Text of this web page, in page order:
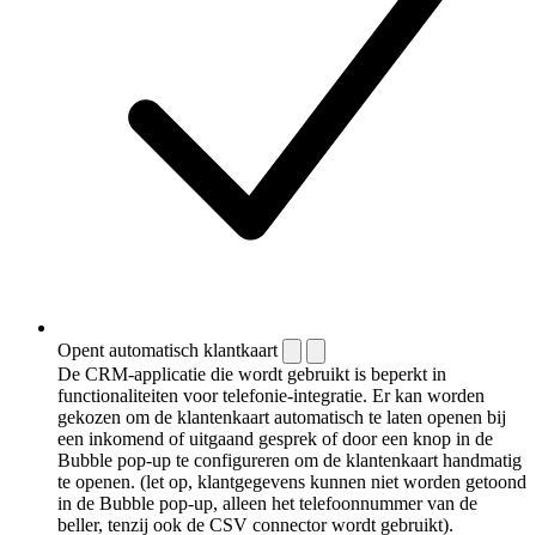
Opent automatisch klantkaart
De CRM-applicatie die wordt gebruikt is beperkt in
functionaliteiten voor telefonie-integratie. Er kan worden
gekozen om de klantenkaart automatisch te laten openen bij
een inkomend of uitgaand gesprek of door een knop in de
Bubble pop-up te configureren om de klantenkaart handmatig
te openen. (let op, klantgegevens kunnen niet worden getoond
in de Bubble pop-up, alleen het telefoonnummer van de
beller, tenzij ook de CSV connector wordt gebruikt).